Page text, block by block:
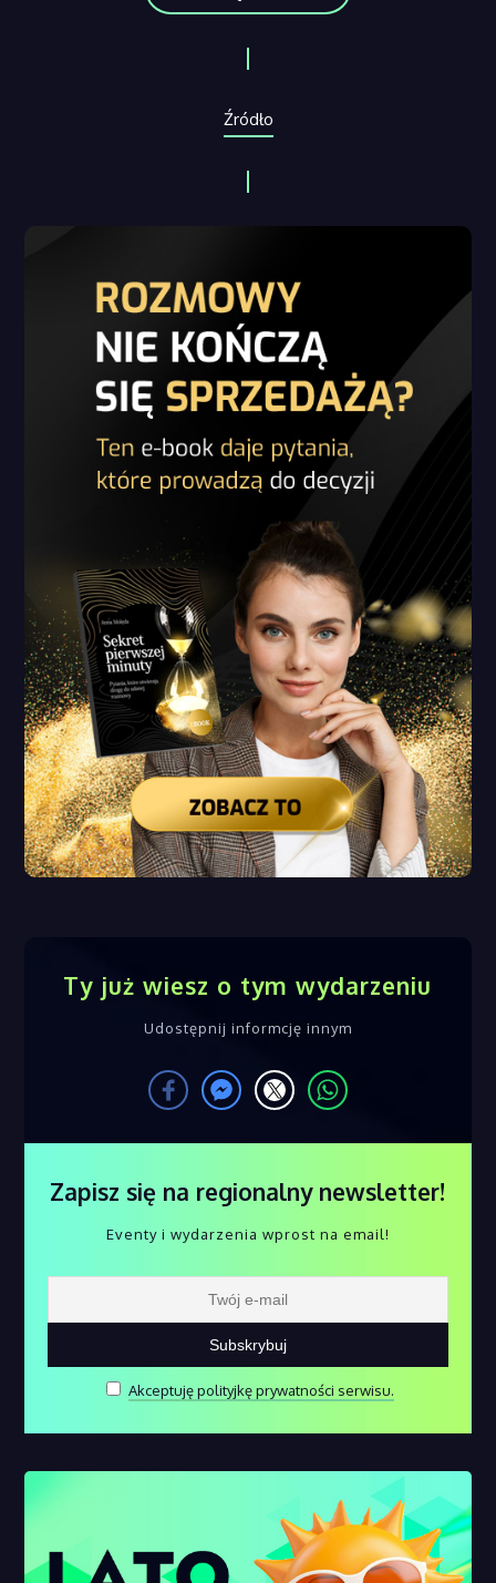
Źródło
Ty już wiesz o tym wydarzeniu
Udostępnij informcję innym
Zapisz się na regionalny newsletter!
Eventy i wydarzenia wprost na email!
Akceptuję polityjkę prywatności serwisu.